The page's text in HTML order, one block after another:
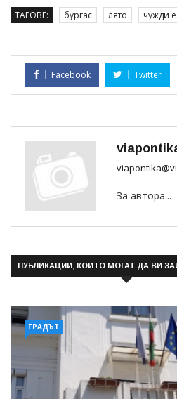
ТАГОВЕ: бургас лято чужди
Facebook Twitter
За автора...
ПУБЛИКАЦИИ, КОИТО МОГАТ ДА ВИ
ГРАДЪТ